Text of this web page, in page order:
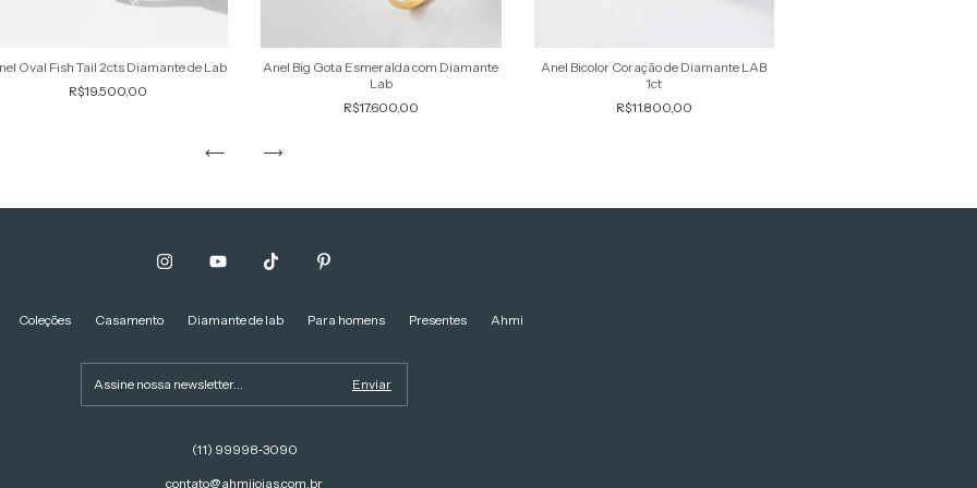
Oval Fish Tail 2cts Diamante de Lab
R$19.500,00
Anel Big Gota Esmeralda com Diamante
Lab
R$17.600,00
Anel Bicolor Coração de Diamante LAB
1ct
R$11.800,00
Coleções Casamento Diamante de lab Para homens Presentes Ahmi
(11) 99998‑3090‬
contato@ahmijoias.com.br